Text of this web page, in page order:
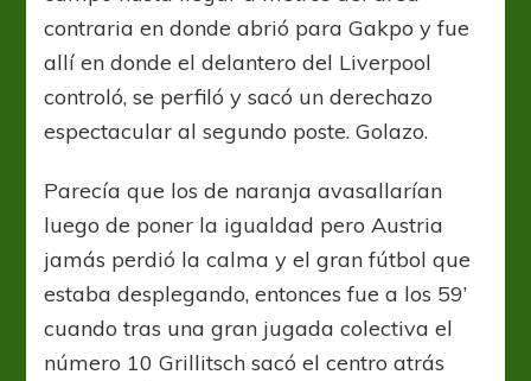
contraria en donde abrió para Gakpo y fue
allí en donde el delantero del Liverpool
controló, se perfiló y sacó un derechazo
espectacular al segundo poste. Golazo.
Parecía que los de naranja avasallarían
luego de poner la igualdad pero Austria
jamás perdió la calma y el gran fútbol que
estaba desplegando, entonces fue a los 59’
cuando tras una gran jugada colectiva el
número 10 Grillitsch sacó el centro atrás